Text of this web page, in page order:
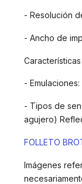
- Resolución
- Ancho de
- Emulaciones:
- Tipos de
agujero)
FOLLETO
Imágenes